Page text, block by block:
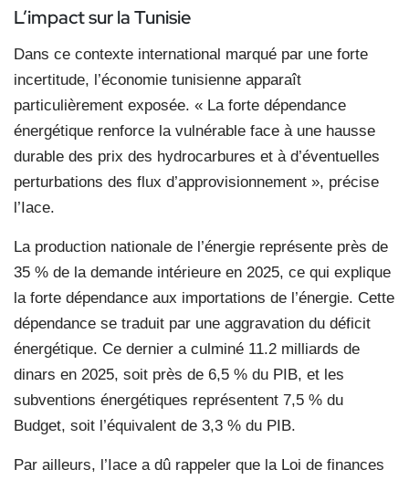
L’impact sur la Tunisie
Dans ce contexte international marqué par une forte
incertitude, l’économie tunisienne apparaît
particulièrement exposée. « La forte dépendance
énergétique renforce la vulnérable face à une hausse
durable des prix des hydrocarbures et à d’éventuelles
perturbations des flux d’approvisionnement », précise
l’Iace.
La production nationale de l’énergie représente près de
35 % de la demande intérieure en 2025, ce qui explique
la forte dépendance aux importations de l’énergie. Cette
dépendance se traduit par une aggravation du déficit
énergétique. Ce dernier a culminé 11.2 milliards de
dinars en 2025, soit près de 6,5 % du PIB, et les
subventions énergétiques représentent 7,5 % du
Budget, soit l’équivalent de 3,3 % du PIB.
Par ailleurs, l’Iace a dû rappeler que la Loi de finances